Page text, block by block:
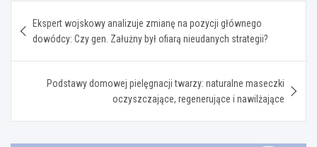
wpisu
Ekspert wojskowy analizuje zmianę na pozycji głównego
dowódcy: Czy gen. Załużny był ofiarą nieudanych strategii?
Podstawy domowej pielęgnacji twarzy: naturalne maseczki
oczyszczające, regenerujące i nawilżające